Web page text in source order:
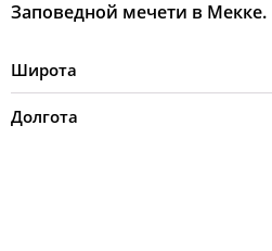
Заповедной мечети в Мекке.
Широта
Долгота